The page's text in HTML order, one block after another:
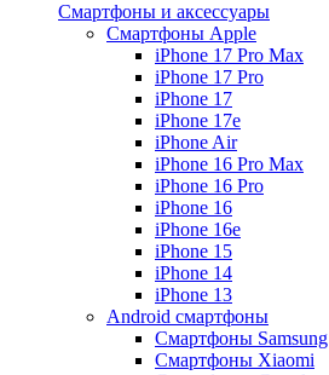
Смартфоны и аксессуары
Смартфоны Apple
iPhone 17 Pro Max
iPhone 17 Pro
iPhone 17
iPhone 17e
iPhone Air
iPhone 16 Pro Max
iPhone 16 Pro
iPhone 16
iPhone 16e
iPhone 15
iPhone 14
iPhone 13
Android cмартфоны
Смартфоны Samsung
Смартфоны Xiaomi